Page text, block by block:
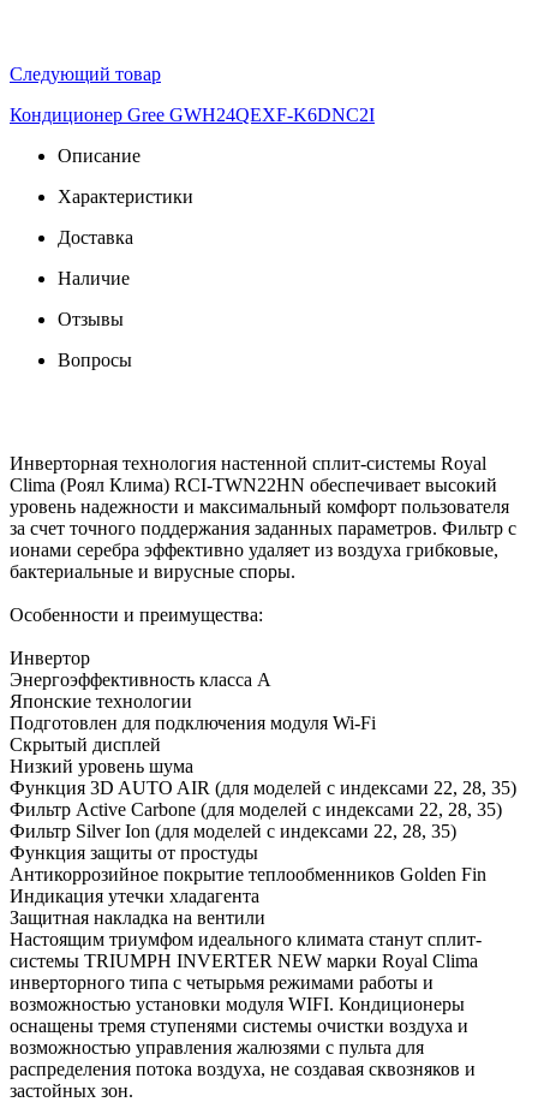
Следующий товар
Кондиционер Gree GWH24QEXF-K6DNC2I
Описание
Характеристики
Доставка
Наличие
Отзывы
Вопросы
Инверторная технология настенной сплит-системы Royal
Clima (Роял Клима) RCI-TWN22HN обеспечивает высокий
уровень надежности и максимальный комфорт пользователя
за счет точного поддержания заданных параметров. Фильтр с
ионами серебра эффективно удаляет из воздуха грибковые,
бактериальные и вирусные споры.
Особенности и преимущества:
Инвертор
Энергоэффективность класса А
Японские технологии
Подготовлен для подключения модуля Wi-Fi
Скрытый дисплей
Низкий уровень шума
Функция 3D AUTO AIR (для моделей с индексами 22, 28, 35)
Фильтр Active Carbone (для моделей с индексами 22, 28, 35)
Фильтр Silver Ion (для моделей с индексами 22, 28, 35)
Функция защиты от простуды
Антикоррозийное покрытие теплообменников Golden Fin
Индикация утечки хладагента
Защитная накладка на вентили
Настоящим триумфом идеального климата станут сплит-
системы TRIUMPH INVERTER NEW марки Royal Clima
инверторного типа с четырьмя режимами работы и
возможностью установки модуля WIFI. Кондиционеры
оснащены тремя ступенями системы очистки воздуха и
возможностью управления жалюзями с пульта для
распределения потока воздуха, не создавая сквозняков и
застойных зон.